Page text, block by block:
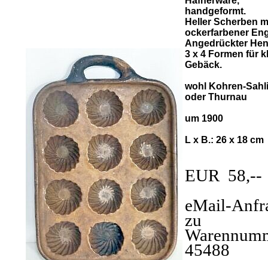
handgeformt.
Heller Scherben
ockerfarbener
Angedrückter
3 x 4 Formen für
Gebäck.
wohl Kohren-
oder Thurnau
um 1900
L x B.: 26 x 18 cm
EUR
eMail-
zu
45488